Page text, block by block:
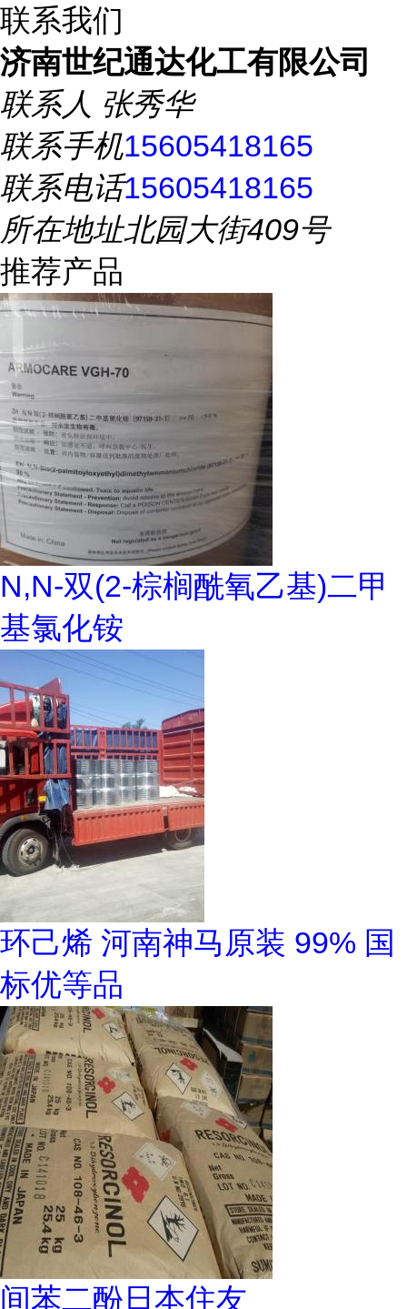
联系我们
济南世纪通达化工有限公司
联系人 张秀华
联系手机15605418165
联系电话15605418165
所在地址北园大街409号
推荐产品
N,N-双(2-棕榈酰氧乙基)二甲
基氯化铵
环己烯 河南神马原装 99% 国
标优等品
间苯二酚日本住友